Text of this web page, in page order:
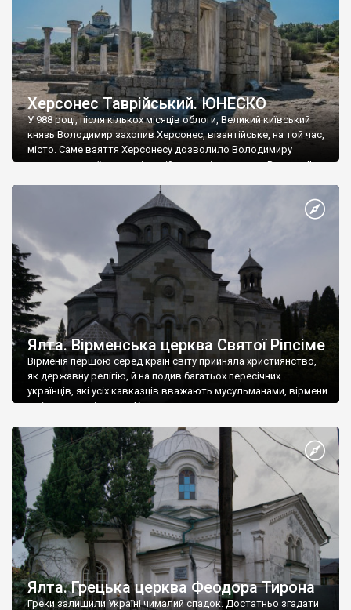
Херсонес Таврійський. ЮНЕСКО
У 988 році, після кількох місяців облоги, Великий київський
князь Володимир захопив Херсонес, візантійське, на той час,
місто. Саме взяття Херсонесу дозволило Володимиру
диктувати свої умови візантійському імператору Василю ІІ, та
Херсонесі Володимир-язичник, став Василем-християнином.
А потім було Хрещення Русі. На честь Херсонесу Таврійського
Ялта. Вірменська церква Святої Ріпсіме
Вірменія першою серед країн світу прийняла християнство,
як державну релігію, й на подив багатьох пересічних
українців, які усіх кавказців вважають мусульманами, вірмени
є відданими вірянами Христа
Ялта. Грецька церква Феодора Тирона
Греки залишили Україні чималий спадок. Достатньо згадати